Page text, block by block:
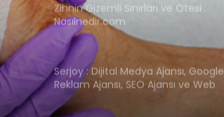
Zihnin Gizemli Sınırları ve Ötesi :
Nasılnedir.com
Serjoy : Dijital Medya Ajansı, Google
Reklam Ajansı, SEO Ajansı ve Web
Tasarım Ajansı